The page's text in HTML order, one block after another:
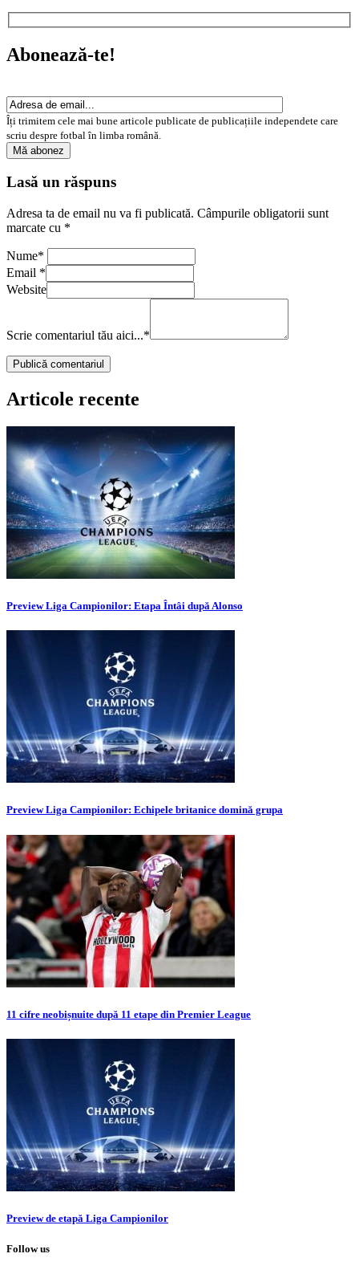
Abonează-te!
Îți trimitem cele mai bune articole publicate de publicațiile independete care
scriu despre fotbal în limba română.
Lasă un răspuns
Adresa ta de email nu va fi publicată. Câmpurile obligatorii sunt
marcate cu *
Nume*
Email *
Website
Scrie comentariul tău aici...*
Articole recente
Preview Liga Campionilor: Etapa Întâi după Alonso
Preview Liga Campionilor: Echipele britanice domină grupa
11 cifre neobișnuite după 11 etape din Premier League
Preview de etapă Liga Campionilor
Follow us